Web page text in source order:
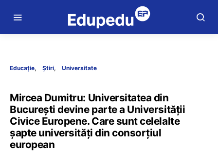
Educație Știri Universitate
Mircea Dumitru: Universitatea din
București devine parte a Universității
Civice Europene. Care sunt celelalte
șapte universități din consorțiul
european